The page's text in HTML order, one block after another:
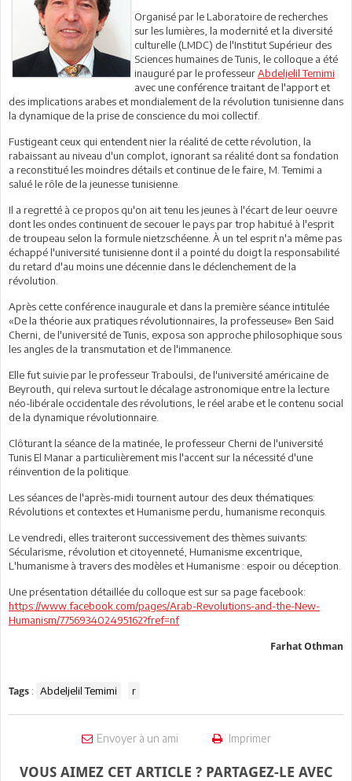
Organisé par le Laboratoire de recherches
sur les lumières, la modernité et la diversité
culturelle (LMDC) de l'Institut Supérieur des
Sciences humaines de Tunis, le colloque a été
inauguré par le professeurAbdeljelil Temimi
avec une conférence traitant de l'apport et
des implications arabes et mondialement de la révolution tunisienne dans
la dynamique de la prise de conscience du moi collectif.
Fustigeant ceux qui entendent nier la réalité de cette révolution, la
rabaissant au niveau d'un complot, ignorant sa réalité dont sa fondation
a reconstitué les moindres détails et continue de le faire, M. Temimi a
salué le rôle de la jeunesse tunisienne.
Il a regretté à ce propos qu'on ait tenu les jeunes à l'écart de leur oeuvre
dont les ondes continuent de secouer le pays par trop habitué à l'esprit
de troupeau selon la formule nietzschéenne. À un tel esprit n'a même pas
échappé l'université tunisienne dont il a pointé du doigt la responsabilité
du retard d'au moins une décennie dans le déclenchement de la
révolution.
Après cette conférence inaugurale et dans la première séance intitulée
«De la théorie aux pratiques révolutionnaires, la professeuse» Ben Said
Cherni, de l'université de Tunis, exposa son approche philosophique sous
les angles de la transmutation et de l'immanence.
Elle fut suivie par le professeur Traboulsi, de l'université américaine de
Beyrouth, qui releva surtout le décalage astronomique entre la lecture
néo-libérale occidentale des révolutions, le réel arabe et le contenu social
de la dynamique révolutionnaire.
Clôturant la séance de la matinée, le professeur Cherni de l'université
Tunis El Manar a particulièrement mis l'accent sur la nécessité d'une
réinvention de la politique.
Les séances de l'après-midi tournent autour des deux thématiques:
Révolutions et contextes et Humanisme perdu, humanisme reconquis.
Le vendredi, elles traiteront successivement des thèmes suivants:
Sécularisme, révolution et citoyenneté, Humanisme excentrique,
L'humanisme à travers des modèles et Humanisme : espoir ou déception.
Une présentation détaillée du colloque est sur sa page facebook:
https://www.facebook.com/pages/Arab-Revolutions-and-the-New-
Humanism/775693402495162?fref=nf
Farhat Othman
Tags : Abdeljelil Temimi r
Envoyer à un ami Imprimer
VOUS AIMEZ CET ARTICLE ? PARTAGEZ-LE AVEC